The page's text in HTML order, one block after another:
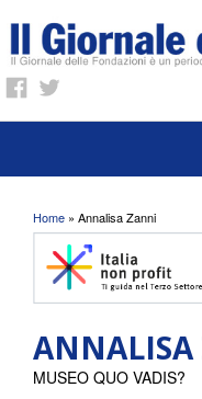
Tu sei qui
Home » Annalisa Zanni
MUSEO QUO VADIS?